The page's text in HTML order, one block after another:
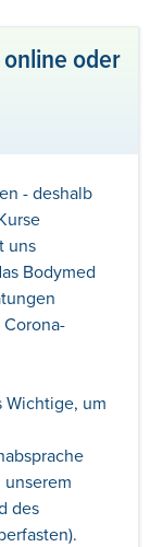
oder
- deshalb
uns
Bodymed
Wichtige, um
des